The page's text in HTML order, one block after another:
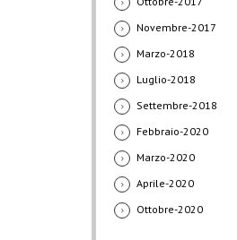
Novembre-2017
Marzo-2018
Luglio-2018
Settembre-2018
Febbraio-2020
Marzo-2020
Aprile-2020
Ottobre-2020